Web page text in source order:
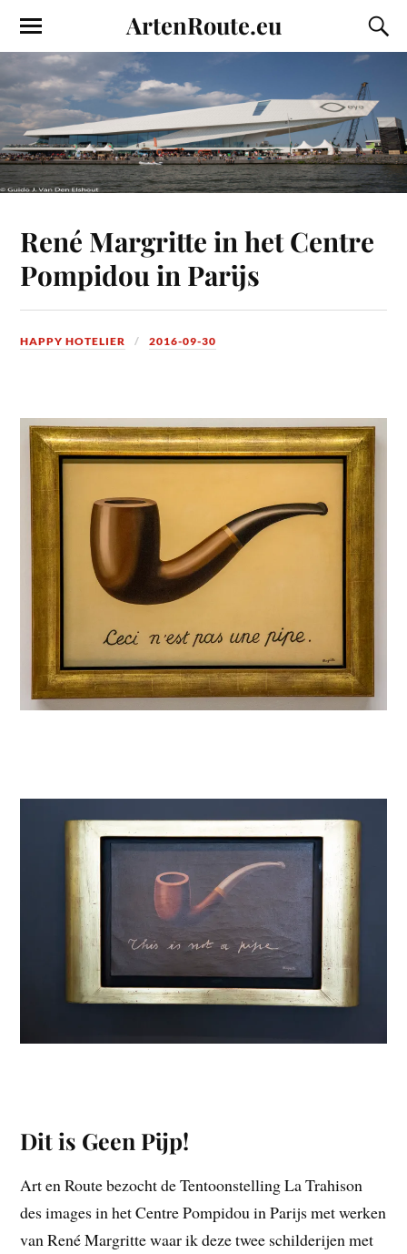
ArtenRoute.eu
René Margritte in het Centre
Pompidou in Parijs
HAPPY HOTELIER 2016-09-30
Dit is Geen Pijp!
Art en Route bezocht de Tentoonstelling La Trahison
des images in het Centre Pompidou in Parijs met werken
van René Margritte waar ik deze twee schilderijen met